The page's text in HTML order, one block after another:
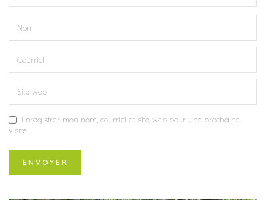
Enregistrer mon nom, courriel et site web pour une prochaine
visite.